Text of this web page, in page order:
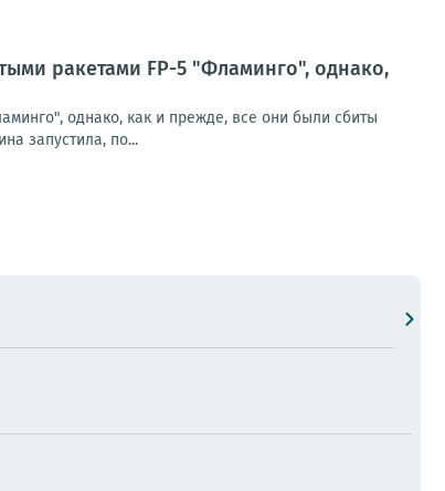
ракетами FP-5 "Фламинго", однако,
однако, как и прежде, все они были сбиты
запустила, по...